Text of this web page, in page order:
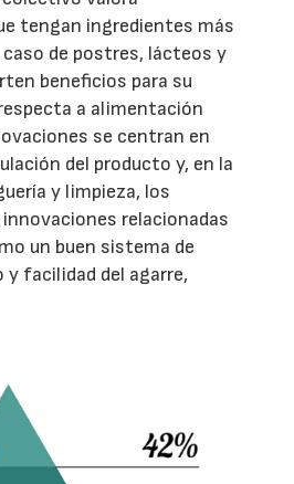
tengan ingredientes más
de postres, lácteos y
beneficios para su
a alimentación
se centran en
del producto y, en la
y limpieza, los
relacionadas
un buen sistema de
facilidad del agarre,